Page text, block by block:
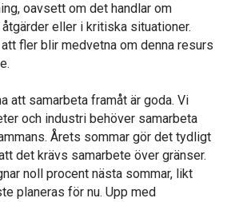
oavsett om det handlar om
eller i kritiska situationer.
fler blir medvetna om denna resurs
att samarbeta framåt är goda. Vi
och industri behöver samarbeta
Årets sommar gör det tydligt
det krävs samarbete över gränser.
noll procent nästa sommar, likt
planeras för nu. Upp med